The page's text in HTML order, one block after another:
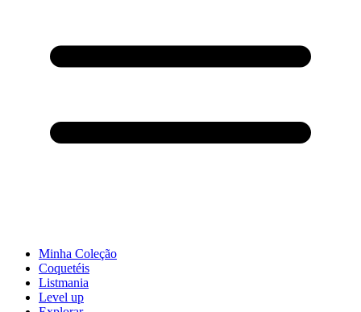
Minha Coleção
Coquetéis
Listmania
Level up